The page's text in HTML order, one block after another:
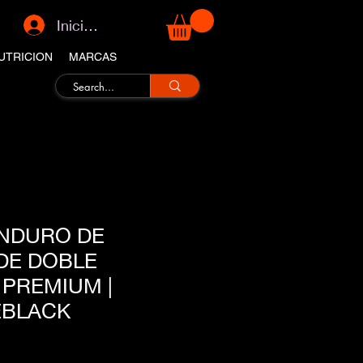
MARCAS
Iniciar sesión
DE
DOBLE
|